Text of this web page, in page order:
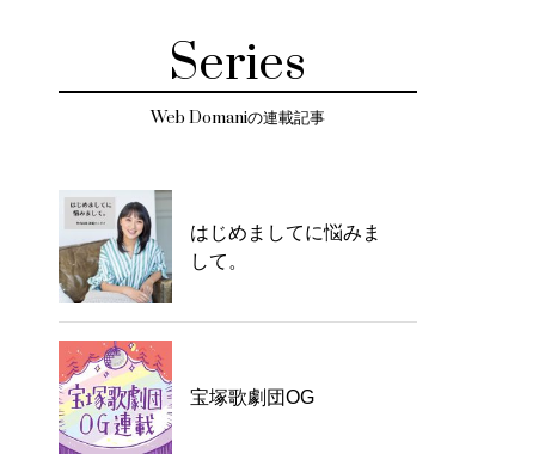
Series
Web Domaniの連載記事
はじめましてに悩みま
して。
宝塚歌劇団OG